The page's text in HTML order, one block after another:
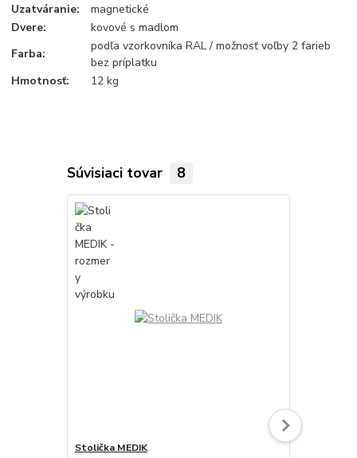
Uzatváranie:
magnetické
Dvere:
kovové s madlom
Farba:
podľa vzorkovníka RAL / možnosť voľby 2 farieb
bez príplatku
Hmotnosť:
12 kg
Súvisiaci tovar 8
Stolička MEDIK